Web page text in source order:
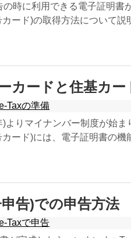
の時に利用できる電子証明書
ード)の取得方法について説
カードと住基カー
Taxの準備
よりマイナンバー制度が始ま
ード)には、電子証明書の機
告)での申告方法
Taxで申告